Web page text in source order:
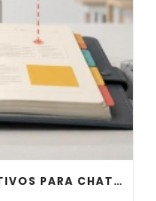
OPENAI LANZA PLUGINS EDUCATIVOS PARA CHATGPT WORK Y CODEX